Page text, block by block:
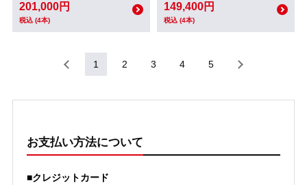
201,000円
税込 (4本)
149,400円
税込 (4本)
1 2 3 4 5
お支払い方法について
■クレジットカード